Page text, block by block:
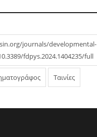
journals/developmental-
fdpys.2024.1404235/full
Ταινίες